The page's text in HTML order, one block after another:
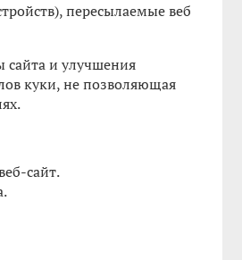
пересылаемые веб
и улучшения
куки, не позволяющая
сайт.